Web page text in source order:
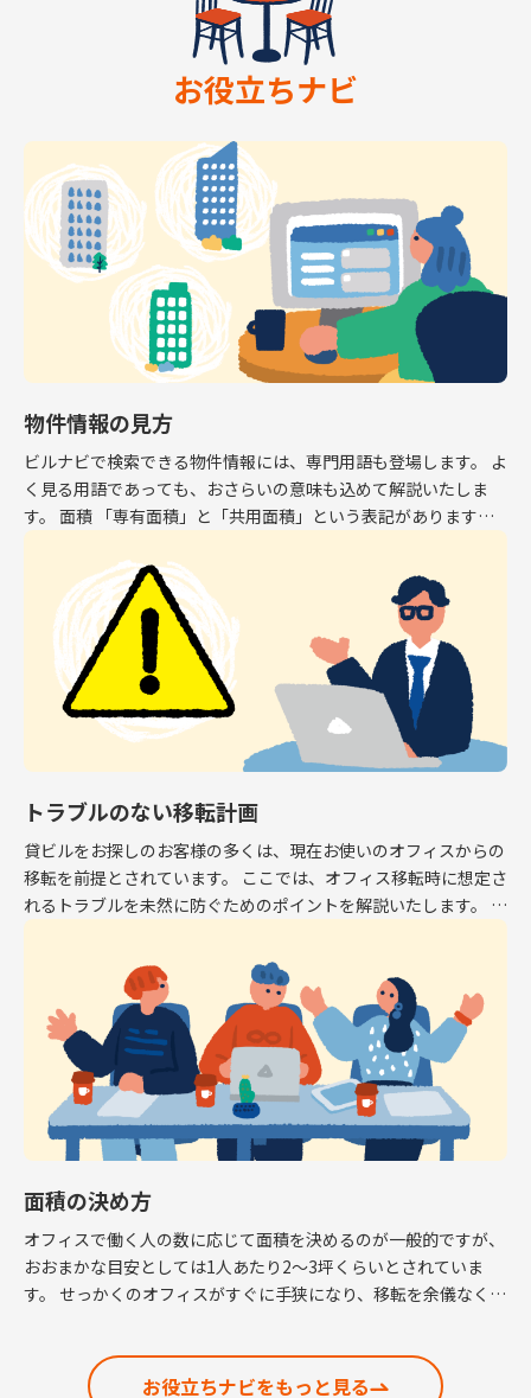
お役立ちナビ
物件情報の見方
ビルナビで検索できる物件情報には、専門用語も登場します。 よ
く見る用語であっても、おさらいの意味も込めて解説いたしま
す。 面積 「専有面積」と「共用面積」という表記があります。
専有面積はオフィスとして利用できるスペース […]
トラブルのない移転計画
貸ビルをお探しのお客様の多くは、現在お使いのオフィスからの
移転を前提とされています。 ここでは、オフィス移転時に想定さ
れるトラブルを未然に防ぐためのポイントを解説いたします。 解
約予告 現在お使いのオフィスから移転する場 […]
面積の決め方
オフィスで働く人の数に応じて面積を決めるのが一般的ですが、
おおまかな目安としては1人あたり2～3坪くらいとされていま
す。 せっかくのオフィスがすぐに手狭になり、移転を余儀なくさ
お役立ちナビをもっと見る